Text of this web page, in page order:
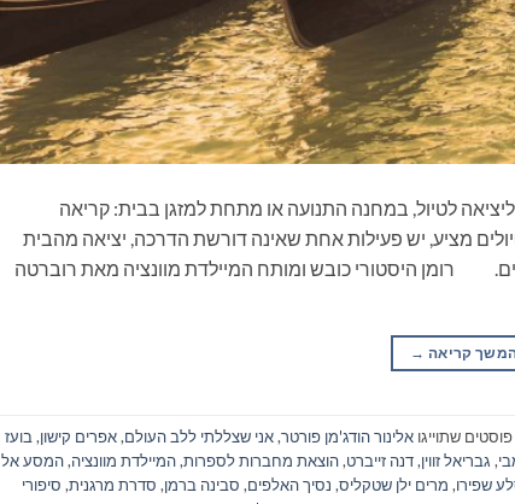
לטיול, במחנה התנועה או מתחת למזגן בבית: קריאה
מציע, יש פעילות אחת שאינה דורשת הדרכה, יציאה מהבית
רומן היסטורי כובש ומותח המיילדת מוונציה מאת רוברטה
קריאה →
פוסטים שתוייגו אלינור הודג'מן פורטר,אני שצללתי ללב העולם,אפרים קישון, בועז
, גבריאל זווין,דנה זייברט,הוצאת מחברות לספרות,המיילדת מוונציה,המסע אל
שפירו, מרים ילן שטקליס, נסיך האלפים, סבינה ברמן, סדרת מרגנית, סיפורי